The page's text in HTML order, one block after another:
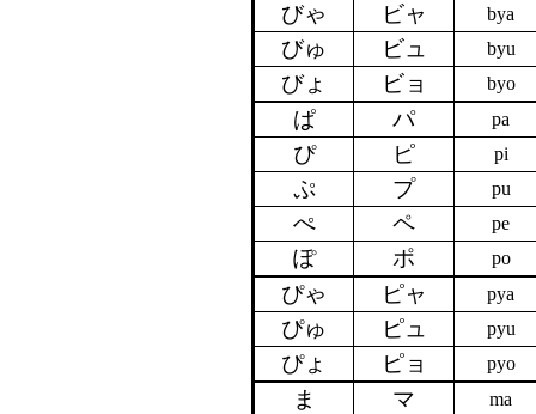
びゃ ビャ bya
びゅ ビュ byu
びょ ビョ byo
ぱ パ pa
ぴ ピ pi
ぷ プ pu
ぺ ペ pe
ぽ ポ po
ぴゃ ピャ pya
ぴゅ ピュ pyu
ぴょ ピョ pyo
ま マ ma